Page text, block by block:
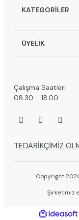
KATEGORİLER
ÜYELİK
Çalışma Saatleri
08.30 - 18.00
TEDARİKÇİMİZ
Copyright
Şirketimiz